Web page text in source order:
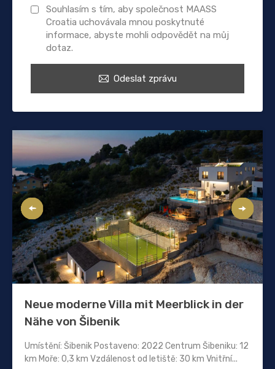
Souhlasím s tím, aby společnost MAASS
Croatia uchovávala mnou poskytnuté
informace, abyste mohli odpovědět na můj
dotaz.
Odeslat zprávu
Neue moderne Villa mit Meerblick in der
Nähe von Šibenik
Umístění: Šibenik Postaveno: 2022 Centrum Šibeniku: 12
km Moře: 0,3 km Vzdálenost od letiště: 30 km Vnitřní...